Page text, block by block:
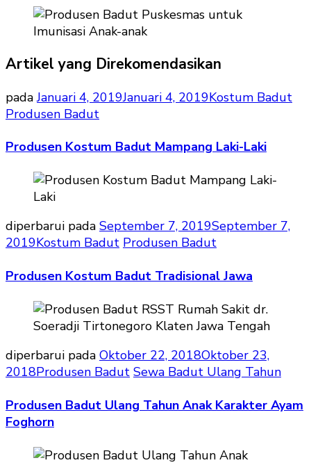
Artikel yang Direkomendasikan
padaJanuari 4, 2019Januari 4, 2019Kostum Badut
Produsen Badut
Produsen Kostum Badut Mampang Laki-Laki
diperbarui pada September 7, 2019September 7,
2019Kostum Badut Produsen Badut
Produsen Kostum Badut Tradisional Jawa
diperbarui pada Oktober 22, 2018Oktober 23,
2018Produsen Badut Sewa Badut Ulang Tahun
Produsen Badut Ulang Tahun Anak Karakter Ayam
Foghorn